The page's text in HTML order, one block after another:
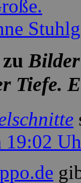
zu
Tiefe.
19:02